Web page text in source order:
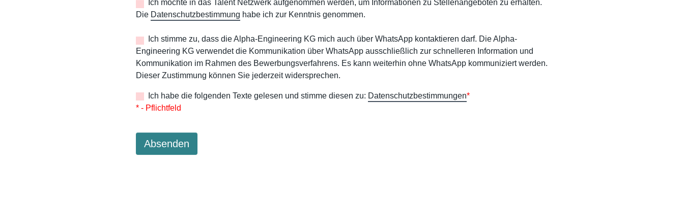
Ich möchte in das Talent Netzwerk aufgenommen werden, um Informationen zu Stellenangeboten zu erhalten.
Die Datenschutzbestimmung habe ich zur Kenntnis genommen.
Ich stimme zu, dass die Alpha-Engineering KG mich auch über WhatsApp kontaktieren darf. Die Alpha-
Engineering KG verwendet die Kommunikation über WhatsApp ausschließlich zur schnelleren Information und
Kommunikation im Rahmen des Bewerbungsverfahrens. Es kann weiterhin ohne WhatsApp kommuniziert werden.
Dieser Zustimmung können Sie jederzeit widersprechen.
*
Ich habe die folgenden Texte gelesen und stimme diesen zu: Datenschutzbestimmungen
* - Pflichtfeld
Absenden